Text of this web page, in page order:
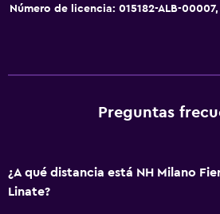
Número de licencia: 015182-ALB-00007,
Preguntas
¿A qué distancia está NH Milano
Linate?